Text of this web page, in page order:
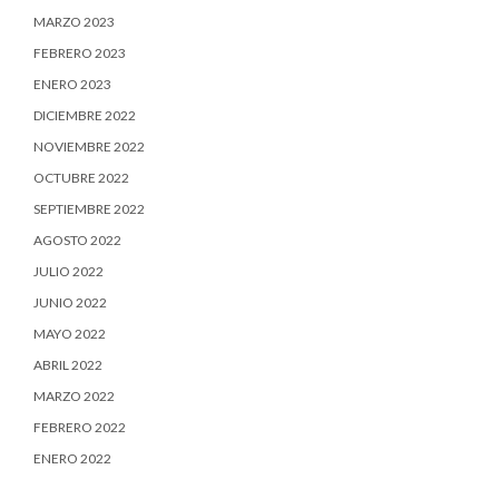
MARZO 2023
FEBRERO 2023
ENERO 2023
DICIEMBRE 2022
NOVIEMBRE 2022
OCTUBRE 2022
SEPTIEMBRE 2022
AGOSTO 2022
JULIO 2022
JUNIO 2022
MAYO 2022
ABRIL 2022
MARZO 2022
FEBRERO 2022
ENERO 2022